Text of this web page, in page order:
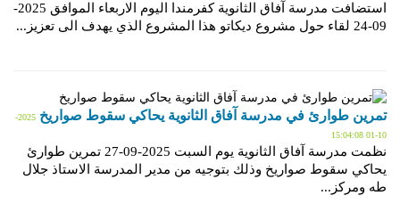
استضافت مدرسة آفاق الثانوية كفرمندا اليوم الاربعاء الموافق 2025-
09-24 لقاء حول مشروع ديكاتو هذا المشروع الذي يهدف الى تعزيز...
تمرين طوارئ في مدرسة آفاق الثانوية يحاكي سقوط صواريخ
2025-
10-01 15:04:08
نظمت مدرسة آفاق الثانوية يوم السبت 2025-09-27 تمرين طوارئ
يحاكي سقوط صواريخ وذلك بتوجيه من مدير المدرسة الاستاذ جلال
طه ومركز...